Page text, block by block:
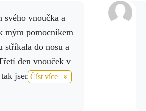
asi za
pít ráno, večer,
zvýšených
také uspávala s
rentgenu plic,
mým pomocníkem
stříkala do nosu a
den vnouček v
jsem si zvýšila
k tomu Activ 3
Číst více